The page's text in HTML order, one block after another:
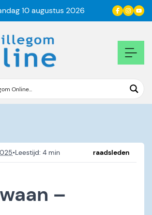
10 augustus 2026
• raadsleden
–